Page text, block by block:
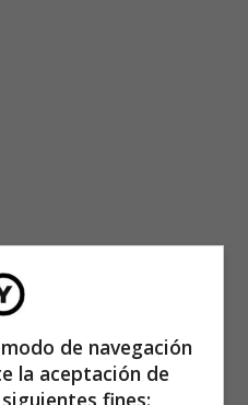
certeramente dibuja el
de navegación
la aceptación de
fines: